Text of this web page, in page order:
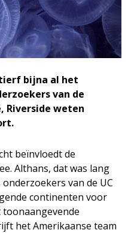
bijna al het
van de
Riverside weten
beïnvloedt de
Althans, dat was lang
van de UC
continenten voor
het Amerikaanse team